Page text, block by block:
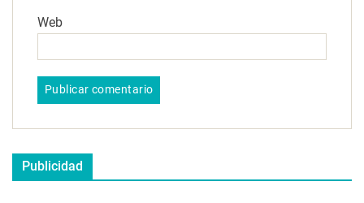
Web
Publicidad